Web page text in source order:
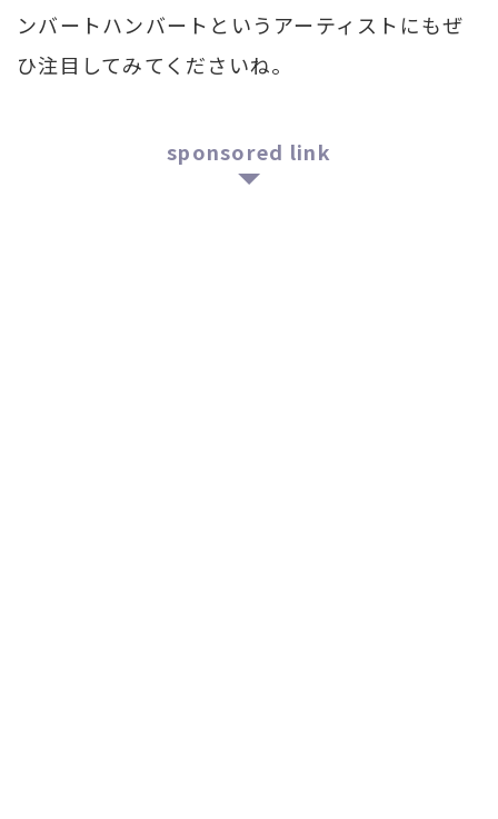
ンバートハンバートというアーティストにもぜ
ひ注目してみてくださいね。
sponsored link